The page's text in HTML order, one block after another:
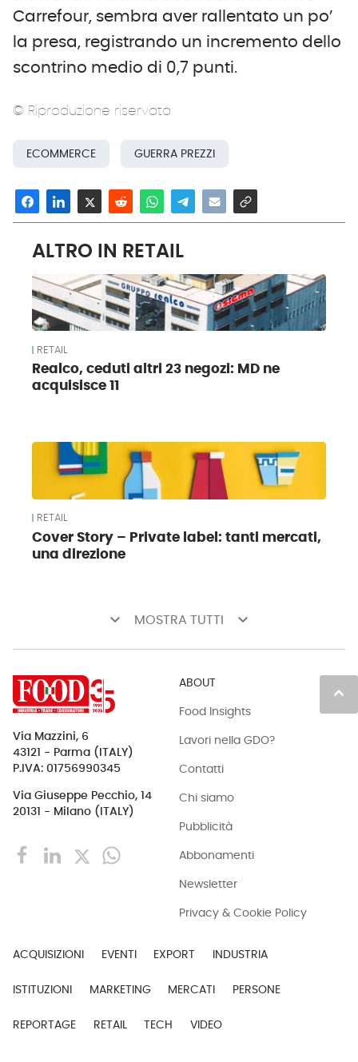
Carrefour, sembra aver rallentato un po’
la presa, registrando un incremento dello
scontrino medio di 0,7 punti.
© Riproduzione riservata
ECOMMERCE GUERRA PREZZI
ALTRO IN RETAIL
RETAIL
Realco, ceduti altri 23 negozi: MD ne
acquisisce 11
RETAIL
Cover Story – Private label: tanti mercati,
una direzione
keyboard_arrow_down MOSTRA TUTTI keyboard_arrow_down
keyboard_arrow_up
Via Mazzini, 6
43121 - Parma (ITALY)
P.IVA: 01756990345
Via Giuseppe Pecchio, 14
20131 - Milano (ITALY)
ABOUT
Food Insights
Lavori nella GDO?
Contatti
Chi siamo
Pubblicità
Abbonamenti
Newsletter
Privacy & Cookie Policy
ACQUISIZIONI EVENTI EXPORT INDUSTRIA
ISTITUZIONI MARKETING MERCATI PERSONE
REPORTAGE RETAIL TECH VIDEO